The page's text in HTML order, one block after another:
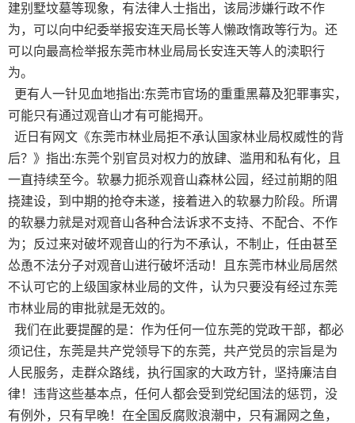
建别墅坟墓等现象，有法律人士指出，该局涉嫌行政不作
为，可以向中纪委举报安连天局长等人懒政惰政等行为。还
可以向最高检举报东莞市林业局局长安连天等人的渎职行
为。
更有人一针见血地指出:东莞市官场的重重黑幕及犯罪事实，
可能只有通过观音山才有可能揭开。
近日有网文《东莞市林业局拒不承认国家林业局权威性的背
后？》指出:东莞个别官员对权力的放肆、滥用和私有化，且
一直持续至今。软暴力扼杀观音山森林公园，经过前期的阻
挠建设，到中期的抢夺未遂，接着进入的软暴力阶段。所谓
的软暴力就是对观音山各种合法诉求不支持、不配合、不作
为；反过来对破坏观音山的行为不承认，不制止，任由甚至
怂恿不法分子对观音山进行破坏活动！且东莞市林业局居然
不认可它的上级国家林业局的文件，认为只要没有经过东莞
市林业局的审批就是无效的。
我们在此要提醒的是：作为任何一位东莞的党政干部，都必
须记住，东莞是共产党领导下的东莞，共产党员的宗旨是为
人民服务，走群众路线，执行国家的大政方针，坚持廉洁自
律！违背这些基本点，任何人都会受到党纪国法的惩罚，没
有例外，只有早晚！在全国反腐败浪潮中，只有漏网之鱼，